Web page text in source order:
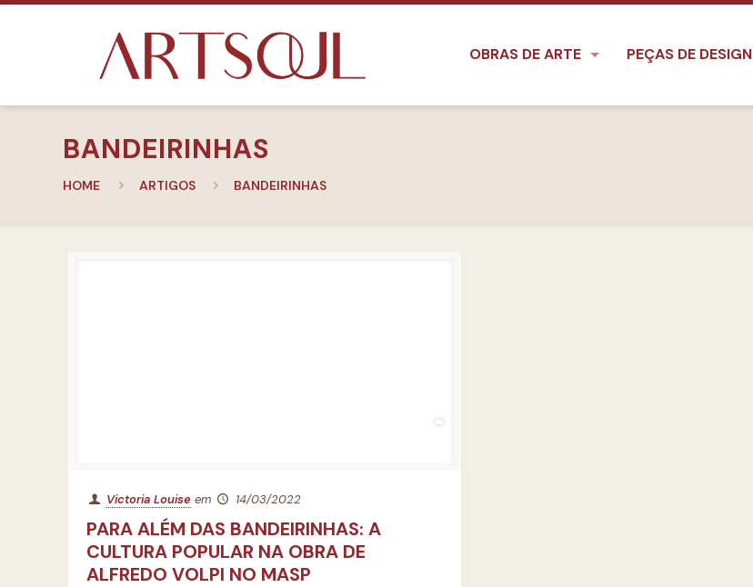
OBRAS DE ARTE PEÇAS DE DESIGN
BANDEIRINHAS
HOME ARTIGOS BANDEIRINHAS
Victoria Louise em 14/03/2022
PARA ALÉM DAS BANDEIRINHAS: A
CULTURA POPULAR NA OBRA DE
ALFREDO VOLPI NO MASP